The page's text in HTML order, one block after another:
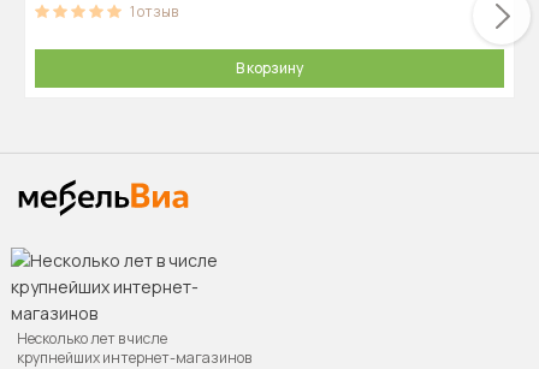
1отзыв
В корзину
Несколько лет в числе
крупнейших интернет-магазинов